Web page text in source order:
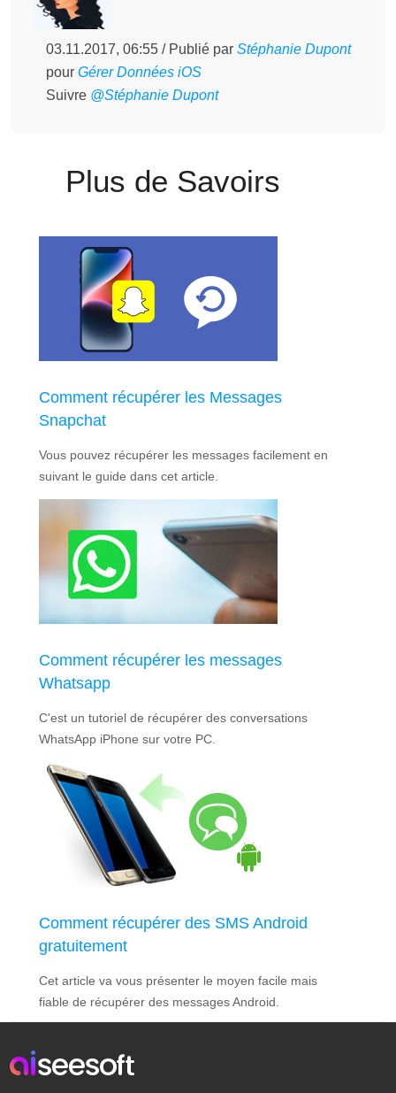
03.11.2017, 06:55 / Publié parStéphanie Dupont
pourGérer Données iOS
Suivre @Stéphanie Dupont
Plus de Savoirs
Comment récupérer les Messages
Snapchat
Vous pouvez récupérer les messages facilement en
suivant le guide dans cet article.
Comment récupérer les messages
Whatsapp
C'est un tutoriel de récupérer des conversations
WhatsApp iPhone sur votre PC.
Comment récupérer des SMS Android
gratuitement
Cet article va vous présenter le moyen facile mais
fiable de récupérer des messages Android.